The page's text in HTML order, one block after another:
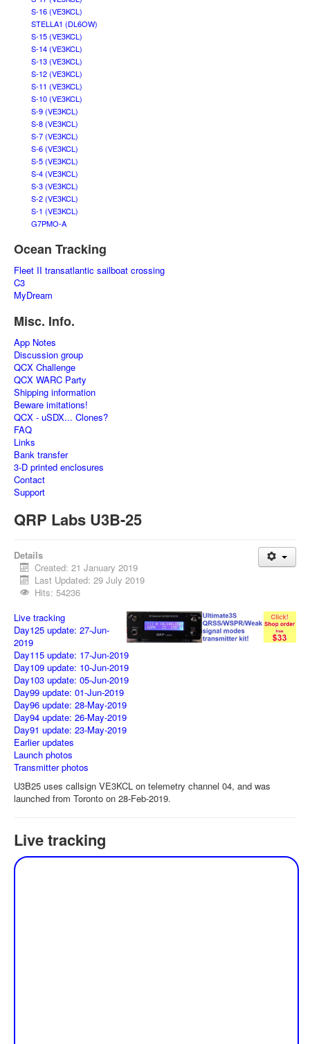
S-16 (VE3KCL)
STELLA1 (DL6OW)
S-15 (VE3KCL)
S-14 (VE3KCL)
S-13 (VE3KCL)
S-12 (VE3KCL)
S-11 (VE3KCL)
S-10 (VE3KCL)
S-9 (VE3KCL)
S-8 (VE3KCL)
S-7 (VE3KCL)
S-6 (VE3KCL)
S-5 (VE3KCL)
S-4 (VE3KCL)
S-3 (VE3KCL)
S-2 (VE3KCL)
S-1 (VE3KCL)
G7PMO-A
Ocean Tracking
Fleet II transatlantic sailboat crossing
C3
MyDream
Misc. Info.
App Notes
Discussion group
QCX Challenge
QCX WARC Party
Shipping information
Beware imitations!
QCX - uSDX... Clones?
FAQ
Links
Bank transfer
3-D printed enclosures
Contact
Support
QRP Labs U3B-25
Details
Created: 21 January 2019
Last Updated: 29 July 2019
Hits: 54236
Live tracking
Day125 update: 27-Jun-
2019
Day115 update: 17-Jun-2019
Day109 update: 10-Jun-2019
Day103 update: 05-Jun-2019
Day99 update: 01-Jun-2019
Day96 update: 28-May-2019
Day94 update: 26-May-2019
Day91 update: 23-May-2019
Earlier updates
Launch photos
Transmitter photos
U3B25 uses callsign VE3KCL on telemetry channel 04, and was
launched from Toronto on 28-Feb-2019.
Live tracking